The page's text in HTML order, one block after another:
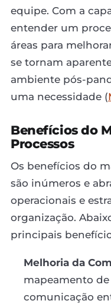
equipe. Com a
entender um
áreas para
se tornam
ambiente pós-
uma necessidade (
Benefícios do
Processos
Os benefícios do
são inúmeros e
operacionais e
organização.
principais
Melhoria da
mapeamento
comunicação